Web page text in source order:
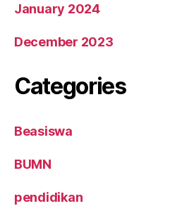
January 2024
December 2023
Categories
Beasiswa
BUMN
pendidikan